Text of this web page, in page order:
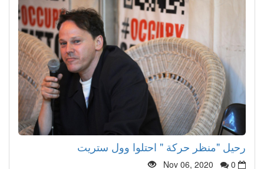
رحيل "منظر حركة " احتلوا وول ستريت
Nov 06, 2020 0